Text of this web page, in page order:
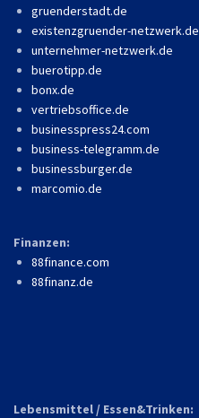
gruenderstadt.de
existenzgruender-netzwerk.de
unternehmer-netzwerk.de
buerotipp.de
bonx.de
vertriebsoffice.de
businesspress24.com
business-telegramm.de
businessburger.de
marcomio.de
Finanzen:
88finance.com
88finanz.de
Lebensmittel / Essen&Trinken: